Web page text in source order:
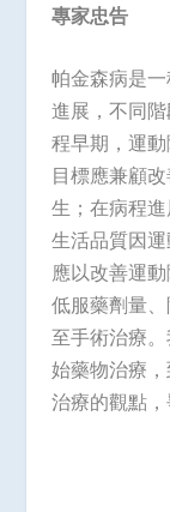
專家忠告
帕金森病是一
進展，不同
程早期，運
目標應兼顧
生；在病程
生活品質因
應以改善運
低服藥劑量
至手術治療
始藥物治療
治療的觀點，